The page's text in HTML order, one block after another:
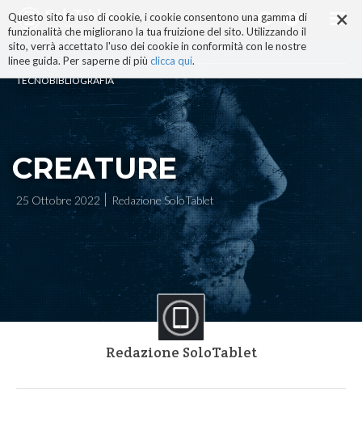
×
Questo sito fa uso di cookie, i cookie consentono una gamma di
funzionalità che migliorano la tua fruizione del sito. Utilizzando il
sito, verrà accettato l'uso dei cookie in conformità con le nostre
linee guida. Per saperne di più clicca qui.
ai
contenuti.
|
navigazione
TECNOBIBLIOGRAFIA
CREATURE
25 Ottobre 2022 Redazione SoloTablet
Redazione SoloTablet